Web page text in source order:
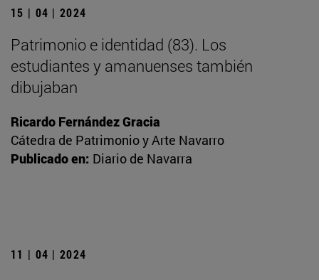
15 | 04 | 2024
Patrimonio e identidad (83). Los
estudiantes y amanuenses también
dibujaban
Ricardo Fernández Gracia
Cátedra de Patrimonio y Arte Navarro
Publicado en: Diario de Navarra
11 | 04 | 2024